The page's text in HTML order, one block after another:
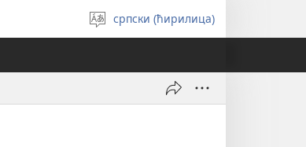
Изабери
језик
српски (ћирилица)